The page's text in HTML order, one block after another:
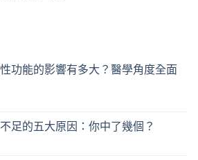
功能的影響有多大？醫學角度全面
足的五大原因：你中了幾個？